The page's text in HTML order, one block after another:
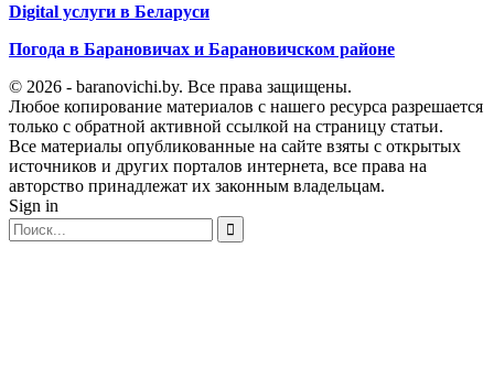
Digital услуги в Беларуси
Погода в Барановичах и Барановичском районе
© 2026 - baranovichi.by. Все права защищены.
Любое копирование материалов с нашего ресурса разрешается
только с обратной активной ссылкой на страницу статьи.
Все материалы опубликованные на сайте взяты с открытых
источников и других порталов интернета, все права на
авторство принадлежат их законным владельцам.
Sign in